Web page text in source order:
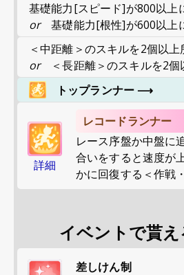
基礎能力[スピード]が800以上
or
基礎能力[根性]が600以上
＜中距離＞のスキルを2個以上
or
＜長距離＞のスキルを2個
トップランナー ⟶
詳細
レコードランナー
レース序盤か中盤に
合いをすると速度が
かに回復する＜作戦
イベントで貰
差しけん制